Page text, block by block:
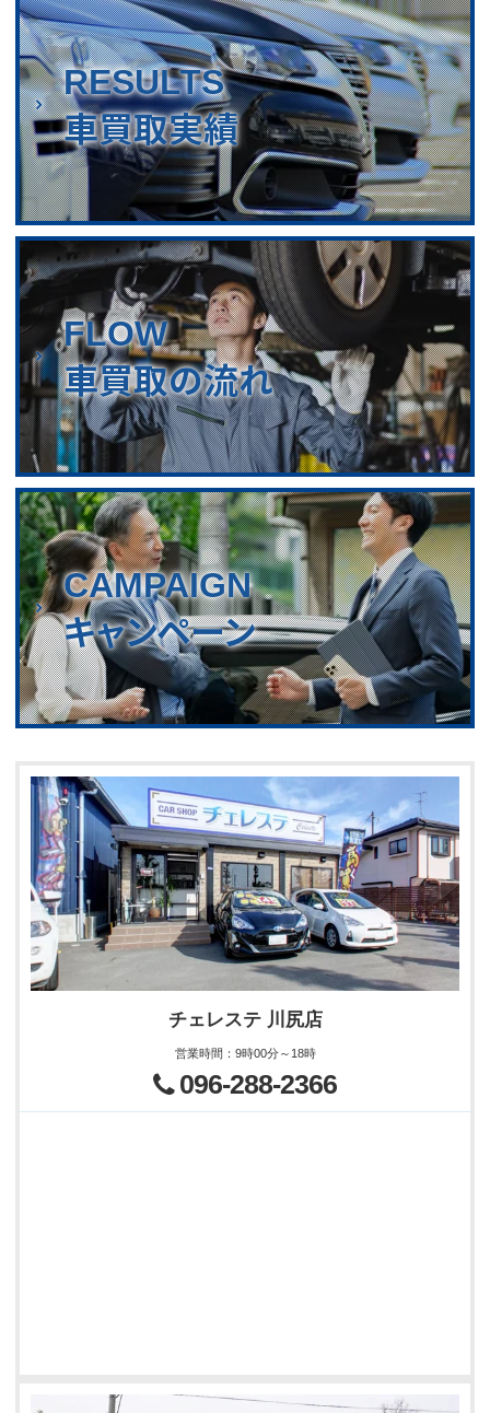
RESULTS
車買取実績
FLOW
車買取の流れ
CAMPAIGN
キャンペーン
チェレステ 川尻店
営業時間 ： 9時00分～18時
096-288-2366